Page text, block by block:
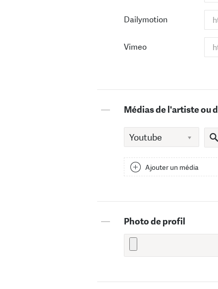
Dailymotion
Vimeo
— Médias de l'artiste ou
Ajouter un média
— Photo de profil